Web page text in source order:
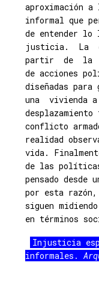
aproximación
informal que
de entender lo
justicia. La
partir de la
de acciones
diseñadas
una vivienda
conflicto
realidad
vida.
de las
pensado
por esta
siguen
en términos
Injusticia
informales.